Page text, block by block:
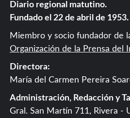
Diario regional matutino.
Fundado el 22 de abril de 1953.
Miembro y socio fundador de
Organización de la Prensa del
Directora:
María del Carmen Pereira
Administración, Redacción y
Gral. San Martín 711, Rivera -